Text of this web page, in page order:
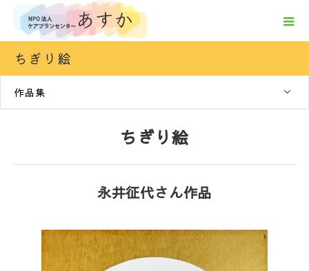
ちぎり絵
作品集
ちぎり絵
永井征代さん作品